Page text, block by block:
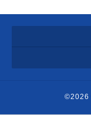
©2026